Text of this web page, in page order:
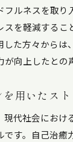
フルネスを取り
スを軽減するこ
した方々からは
向上したとの
用いたス
現代社会におけ
です。自己治癒